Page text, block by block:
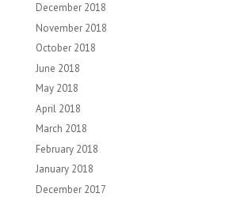
December 2018
November 2018
October 2018
June 2018
May 2018
April 2018
March 2018
February 2018
January 2018
December 2017